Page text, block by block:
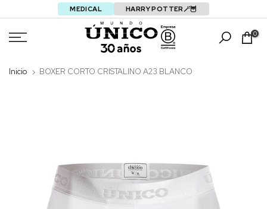
MEDICAL HARRY POTTER🪄🦉
0
Inicio BOXER CORTO CRISTALINO A23 BLANCO